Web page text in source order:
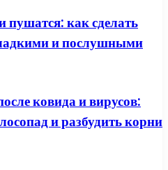
пушатся: как сделать
и послушными
ковида и вирусов:
и разбудить корни